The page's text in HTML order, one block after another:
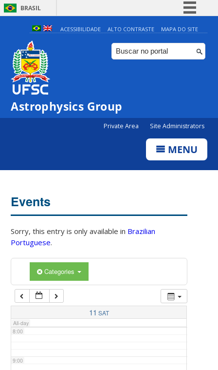
BRASIL
Simplifique!
Comunica BR
Participe
ACESSIBILIDADE ALTO CONTRASTE MAPA DO SITE
Astrophysics Group
Private Area Site Administrators
MENU
Events
Sorry, this entry is only available in Brazilian
Portuguese.
Categories
11 SAT
All-day
4:00
5:00
7:00
8:00
9:00